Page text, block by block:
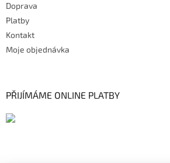
Doprava
Platby
Kontakt
Moje objednávka
PŘIJÍMÁME ONLINE PLATBY